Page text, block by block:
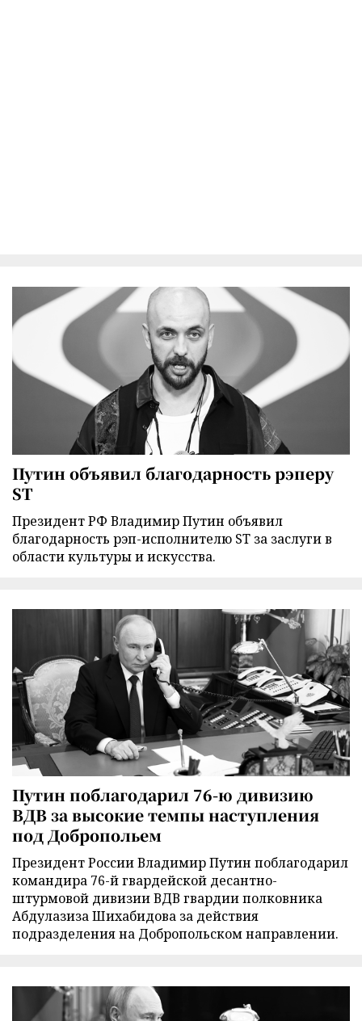
Путин объявил благодарность рэперу
ST
Президент РФ Владимир Путин объявил
благодарность рэп-исполнителю ST за заслуги в
области культуры и искусства.
Путин поблагодарил 76-ю дивизию
ВДВ за высокие темпы наступления
под Добропольем
Президент России Владимир Путин поблагодарил
командира 76-й гвардейской десантно-
штурмовой дивизии ВДВ гвардии полковника
Абдулазиза Шихабидова за действия
подразделения на Добропольском направлении.